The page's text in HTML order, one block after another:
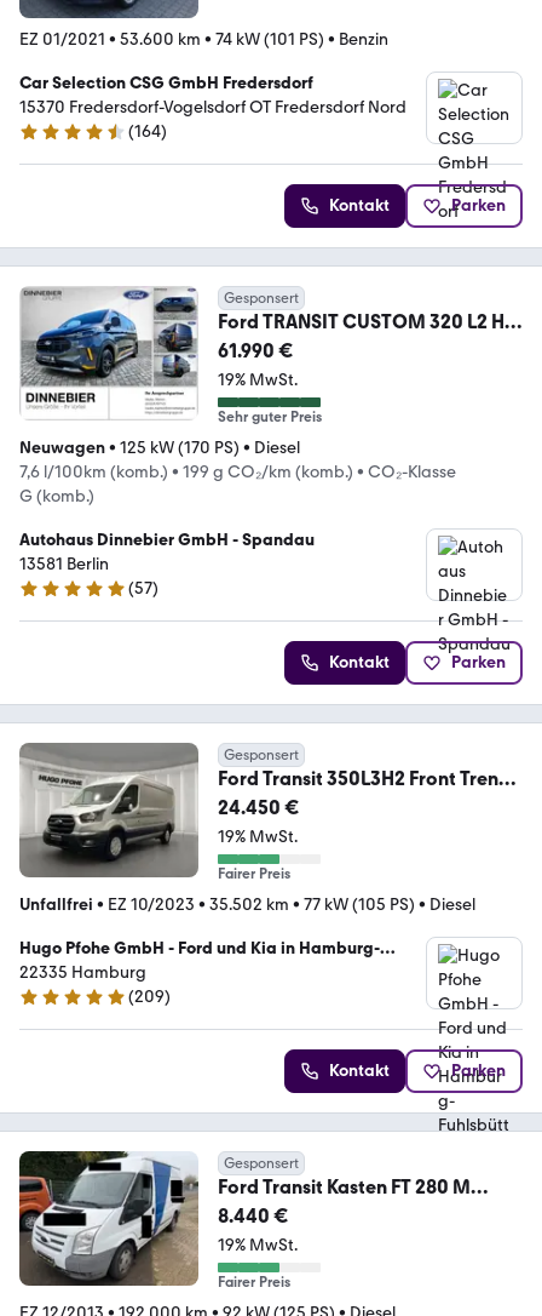
EZ 01/2021 • 53.600 km • 74 kW (101 PS) • Benzin
Car Selection CSG GmbH Fredersdorf
15370 Fredersdorf-Vogelsdorf OT Fredersdorf Nord
4.6 Sterne
(164)
Kontakt Parken
Gesponsert
Ford TRANSIT CUSTOM 320 L2 H1
Kasten DoKa LKW Trail 1
61.990 €
19% MwSt.
Sehr guter Preis
Neuwagen• 125 kW (170 PS) • Diesel
7,6 l/100km (komb.) • 199 g CO₂/km (komb.) • CO₂-Klasse
G (komb.)
Autohaus Dinnebier GmbH - Spandau
13581 Berlin
5 Sterne
(57)
Kontakt Parken
Gesponsert
Ford Transit 350L3H2 Front Trend
Kasten-LKW
24.450 €
19% MwSt.
Fairer Preis
Unfallfrei • EZ 10/2023 • 35.502 km • 77 kW (105 PS) • Diesel
Hugo Pfohe GmbH - Ford und Kia in Hamburg-
Fuhlsbüttel
22335 Hamburg
4.8 Sterne
(209)
Kontakt Parken
Gesponsert
Ford Transit Kasten FT 280 M
Trend LKW
8.440 €
19% MwSt.
Fairer Preis